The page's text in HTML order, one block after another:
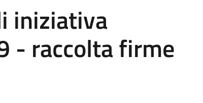
iniziativa
- raccolta firme